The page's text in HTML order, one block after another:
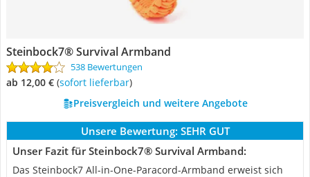
Steinbock7® Survival Armband
538 Bewertungen
ab 12,00 € ( Sofort lieferbar)
Preisvergleich und weitere Angebote
Unsere Bewertung: SEHR GUT
Unser Fazit für Steinbock7® Survival Armband:
Das Steinbock7 All-in-One-Paracord-Armband erweist sich